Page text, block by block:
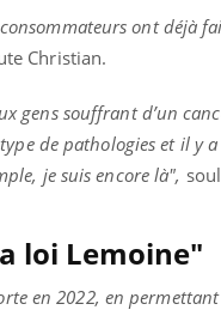
ont déjà
Christian.
gens souffrant d’un
de pathologies et il y
je suis encore là",
loi Lemoine"
en 2022, en
cet
qualité de